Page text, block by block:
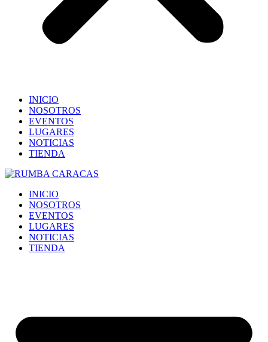
INICIO
NOSOTROS
EVENTOS
LUGARES
NOTICIAS
TIENDA
INICIO
NOSOTROS
EVENTOS
LUGARES
NOTICIAS
TIENDA